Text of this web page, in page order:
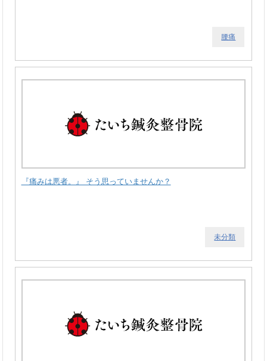
腰痛
『痛みは悪者。』 そう思っていませんか？
未分類